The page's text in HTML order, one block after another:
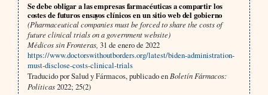
Se debe obligar a las empresas farmacéuticas a compartir los
costes de futuros ensayos clínicos en un sitio web del gobierno
(Pharmaceutical companies must be forced to share the costs of
future clinical trials on a government website)
Médicos sin Fronteras, 31 de enero de 2022
https://www.doctorswithoutborders.org/latest/biden-administration-
must-disclose-costs-clinical-trials
Traducido por Salud y Fármacos, publicado en Boletín Fármacos:
Políticas2022; 25(2)